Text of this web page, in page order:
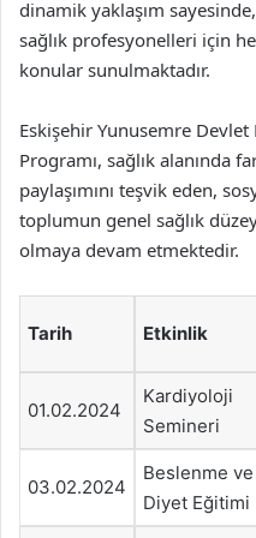
dinamik yaklaşım
sağlık profesyonelleri için
konular sunulmaktadır.
Eskişehir Yunusemre
Programı, sağlık alanında
paylaşımını teşvik eden,
toplumun genel sağlık
olmaya devam etmektedir.
Tarih Etkinlik
01.02.2024
Kardiyoloji
Semineri
03.02.2024
Beslenme ve
Diyet Eğitimi